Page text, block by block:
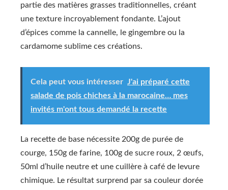
partie des matières grasses traditionnelles, créant
une texture incroyablement fondante. L’ajout
d’épices comme la cannelle, le gingembre ou la
cardamome sublime ces créations.
Cela peut vous intéresser J'ai préparé cette
salade de pois chiches à la marocaine… mes
invités m'ont tous demandé la recette
La recette de base nécessite 200g de purée de
courge, 150g de farine, 100g de sucre roux, 2 œufs,
50ml d’huile neutre et une cuillère à café de levure
chimique. Le résultat surprend par sa couleur dorée